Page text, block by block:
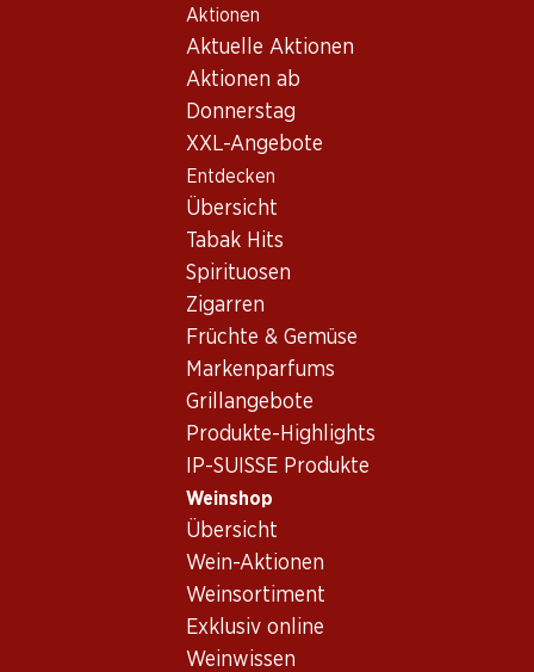
Aktionen
Aktuelle Aktionen
Aktionen ab
Donnerstag
XXL-Angebote
Entdecken
Übersicht
Tabak Hits
Spirituosen
Zigarren
Früchte & Gemüse
Markenparfums
Grillangebote
Produkte-Highlights
IP-SUISSE Produkte
Weinshop
Übersicht
Wein-Aktionen
Weinsortiment
Exklusiv online
Weinwissen
Wein/Champagner
Bordeaux
Ch. La Lagune a.c. Haut-Medoc 75
Ch. La Lagune a.c. Haut-Medoc
Frankreich,Bordeaux
Haut-Médoc, 3ème cru classé, 2004 , 75 cl, Robert Parker